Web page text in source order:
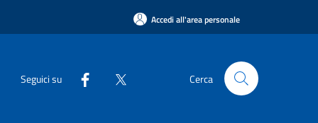
Accedi all'area personale
Seguici su Cerca